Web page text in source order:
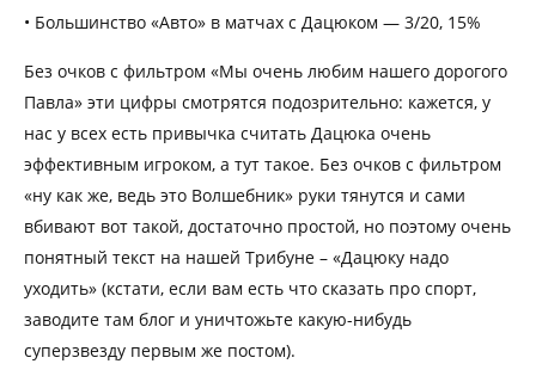
• Большинство «Авто» в матчах с Дацюком — 3/20, 15%
Без очков с фильтром «Мы очень любим нашего дорогого
Павла» эти цифры смотрятся подозрительно: кажется, у
нас у всех есть привычка считать Дацюка очень
эффективным игроком, а тут такое. Без очков с фильтром
«ну как же, ведь это Волшебник» руки тянутся и сами
вбивают вот такой, достаточно простой, но поэтому очень
понятный текст на нашей Трибуне – «Дацюку надо
уходить» (кстати, если вам есть что сказать про спорт,
заводите там блог и уничтожьте какую-нибудь
суперзвезду первым же постом).